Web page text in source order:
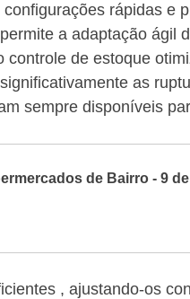
rápidas e
a adaptação ágil
de estoque
as
sempre disponíveis
de Bairro - 9
, ajustando-os